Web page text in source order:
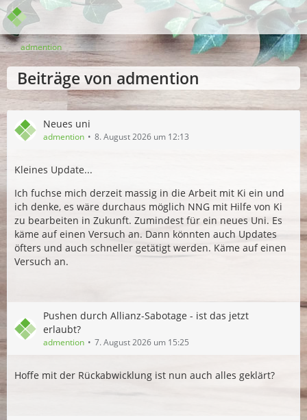
admention
Beiträge von admention
Neues uni
admention 8. August 2026 um 12:13
Kleines Update...
Ich fuchse mich derzeit massig in die Arbeit mit Ki ein und
ich denke, es wäre durchaus möglich NNG mit Hilfe von Ki
zu bearbeiten in Zukunft. Zumindest für ein neues Uni. Es
käme auf einen Versuch an. Dann könnten auch Updates
öfters und auch schneller getätigt werden. Käme auf einen
Versuch an.
Pushen durch Allianz-Sabotage - ist das jetzt
erlaubt?
admention 7. August 2026 um 15:25
Hoffe mit der Rückabwicklung ist nun auch alles geklärt?